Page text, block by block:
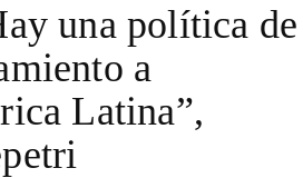
una política de
a
Latina”,